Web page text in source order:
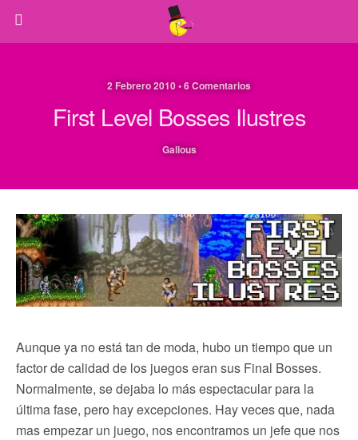
2 Febrero 2010 • 6 Comentarios
First Level Bosses Ilustres
Galious
Aunque ya no está tan de moda, hubo un tiempo que un
factor de calidad de los juegos eran sus Final Bosses.
Normalmente, se dejaba lo más espectacular para la
última fase, pero hay excepciones. Hay veces que, nada
mas empezar un juego, nos encontramos un jefe que nos